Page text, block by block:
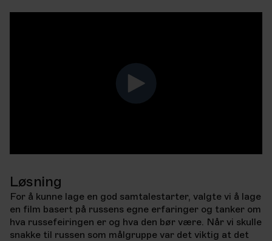
Løsning
For å kunne lage en god samtalestarter, valgte vi å lage
en film basert på russens egne erfaringer og tanker om
hva russefeiringen er og hva den bør være. Når vi skulle
snakke til russen som målgruppe var det viktig at det